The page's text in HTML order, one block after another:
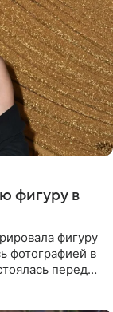
фигуру в
фигуру
фотографией в
перед